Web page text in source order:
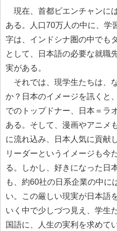
現在、首都ビエンチャンに
ある。人口70万人の中に、学
字は、インドシナ圏の中でも
として、日本語の必要な就職
実がある。
それでは、現学生たちは、
か？日本のイメージを訊くと
でのトップドナー、日本＝ラ
ある。そして、漫画やアニメ
に流れ込み、日本人気に貢献
リーダーというイメージも今
る。しかし、好きになった日
も、約60社の日系企業の中に
い。この厳しい現実が日本語
いく中で少しづつ見え、学生
国語に、人生の実利を求めてい